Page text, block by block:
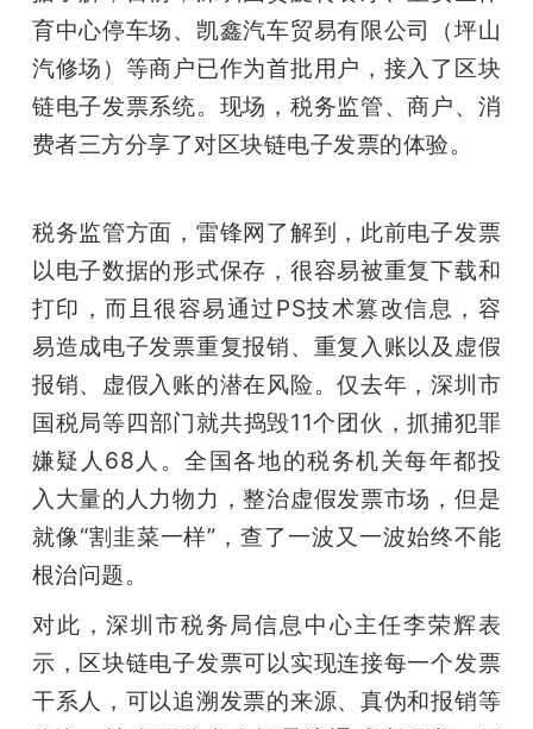
育中心停车场、凯鑫汽车贸易有限公司（坪山
汽修场）等商户已作为首批用户，接入了区块
链电子发票系统。现场，税务监管、商户、消
费者三方分享了对区块链电子发票的体验。
税务监管方面，雷锋网了解到，此前电子发票
以电子数据的形式保存，很容易被重复下载和
打印，而且很容易通过PS技术篡改信息，容
易造成电子发票重复报销、重复入账以及虚假
报销、虚假入账的潜在风险。仅去年，深圳市
国税局等四部门就共捣毁11个团伙，抓捕犯罪
嫌疑人68人。全国各地的税务机关每年都投
入大量的人力物力，整治虚假发票市场，但是
就像“割韭菜一样”，查了一波又一波始终不能
根治问题。
对此，深圳市税务局信息中心主任李荣辉表
示，区块链电子发票可以实现连接每一个发票
干系人，可以追溯发票的来源、真伪和报销等